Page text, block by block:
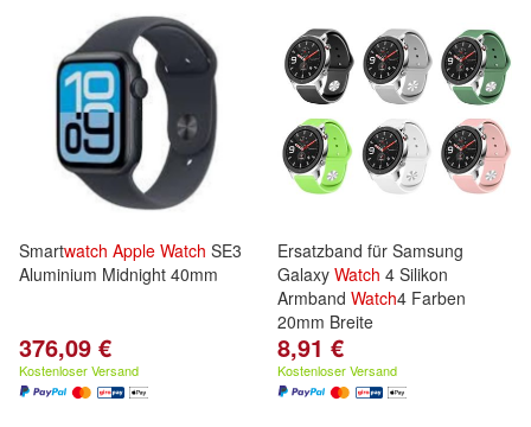
Smartwatch Apple Watch SE3
Aluminium Midnight 40mm
376,09 €
Kostenloser Versand
Ersatzband für Samsung
Galaxy Watch 4 Silikon
Armband Watch4 Farben
20mm Breite
8,91 €
Kostenloser Versand